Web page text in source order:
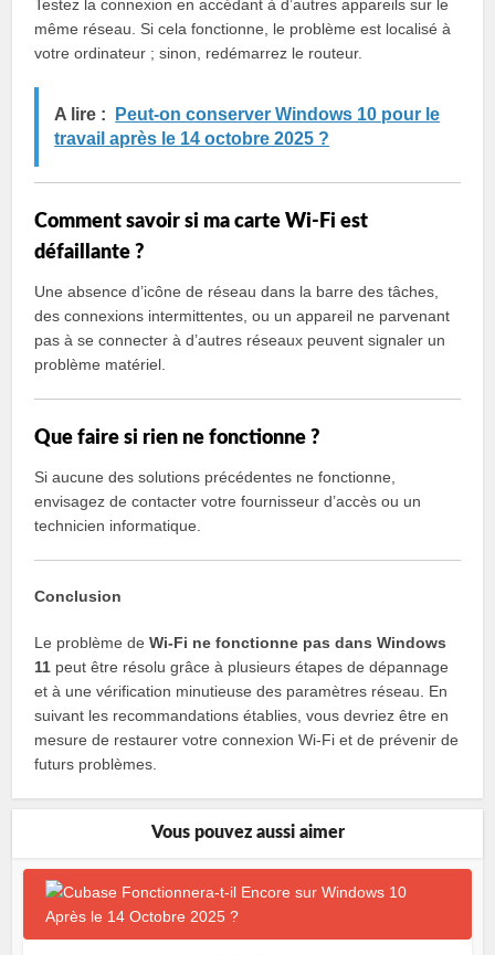
Testez la connexion en accédant à d’autres appareils sur le
même réseau. Si cela fonctionne, le problème est localisé à
votre ordinateur ; sinon, redémarrez le routeur.
A lire :
Peut-on conserver Windows 10 pour le
travail après le 14 octobre 2025 ?
Comment savoir si ma carte Wi-Fi est
défaillante ?
Une absence d’icône de réseau dans la barre des tâches,
des connexions intermittentes, ou un appareil ne parvenant
pas à se connecter à d’autres réseaux peuvent signaler un
problème matériel.
Que faire si rien ne fonctionne ?
Si aucune des solutions précédentes ne fonctionne,
envisagez de contacter votre fournisseur d’accès ou un
technicien informatique.
Conclusion
Le problème deWi-Fi ne fonctionne pas dans Windows
11 peut être résolu grâce à plusieurs étapes de dépannage
et à une vérification minutieuse des paramètres réseau. En
suivant les recommandations établies, vous devriez être en
mesure de restaurer votre connexion Wi-Fi et de prévenir de
futurs problèmes.
Vous pouvez aussi aimer